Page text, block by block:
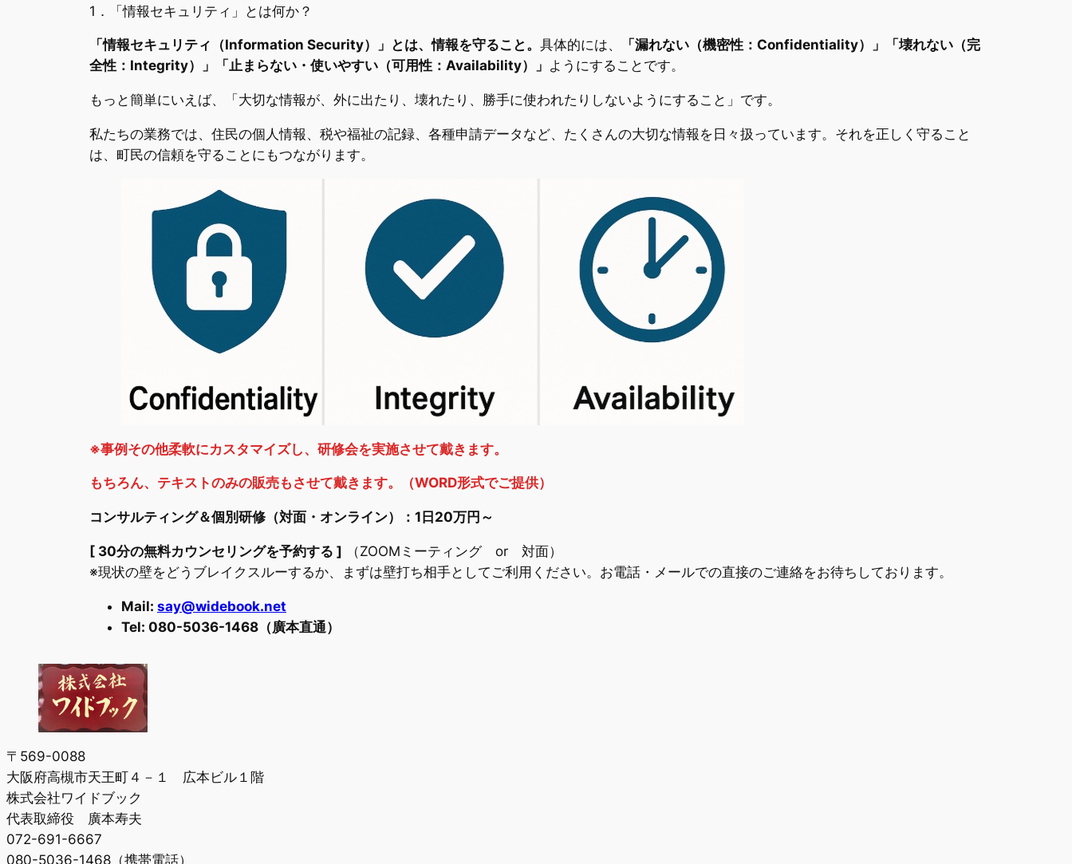
1．「情報セキュリティ」とは何か？
「情報セキュリティ（Information Security）」とは、情報を守ること。 具体的には、
「漏れない（機密性：Confidentiality）」「壊れない（完
全性：Integrity）」「止まらない・使いやすい（可用性：Availability）」 ようにすることです。
もっと簡単にいえば、「大切な情報が、外に出たり、壊れたり、勝手に使われたりしないようにすること」です。
私たちの業務では、住民の個人情報、税や福祉の記録、各種申請データなど、たくさんの大切な情報を日々扱っています。それを正しく守ること
は、町民の信頼を守ることにもつながります。
※事例その他柔軟にカスタマイズし、研修会を実施させて戴きます。
もちろん、テキストのみの販売もさせて戴きます。（WORD形式でご提供）
コンサルティング＆個別研修（対面・オンライン）：1日20万円～
[ 30分の無料カウンセリングを予約する ] （ZOOMミーティング or 対面）
※現状の壁をどうブレイクスルーするか、まずは壁打ち相手としてご利用ください。お電話・メールでの直接のご連絡をお待ちしております。
Mail: say@widebook.net
Tel: 080-5036-1468（廣本直通）
〒569-0088
大阪府高槻市天王町４－１ 広本ビル１階
株式会社ワイドブック
代表取締役 廣本寿夫
072-691-6667
080-5036-1468（携帯電話）